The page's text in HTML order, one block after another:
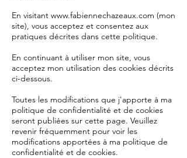
En visitant www.fabiennechazeaux.com (mon
site), vous acceptez et consentez aux
pratiques décrites dans cette politique.
En continuant à utiliser mon site, vous
acceptez mon utilisation des cookies décrits
ci-dessous.
Toutes les modifications que j'apporte à ma
politique de confidentialité et de cookies
seront publiées sur cette page. Veuillez
revenir fréquemment pour voir les
modifications apportées à ma politique de
confidentialité et de cookies.